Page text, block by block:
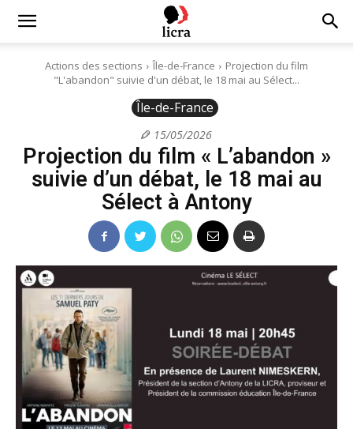
Licra
Antiraciste
1927
Actions des sections Île-de-France
Projection du film
"L'abandon" suivie d'un débat, le 18 mai au Sélect...
Île-de-France
15/05/2026
Projection du film « L’abandon »
suivie d’un débat, le 18 mai au
Sélect à Antony